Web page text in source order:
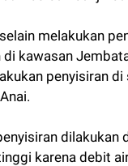
melakukan
kawasan
penyisiran
dilakukan
karena debit